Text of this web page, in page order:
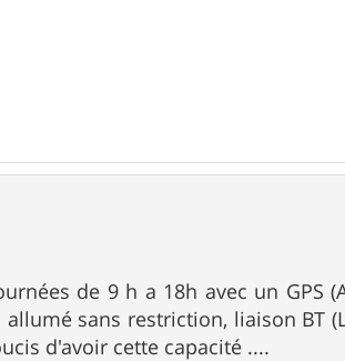
de 9 h a 18h avec un GPS
sans restriction, liaison BT
d'avoir cette capacité ....